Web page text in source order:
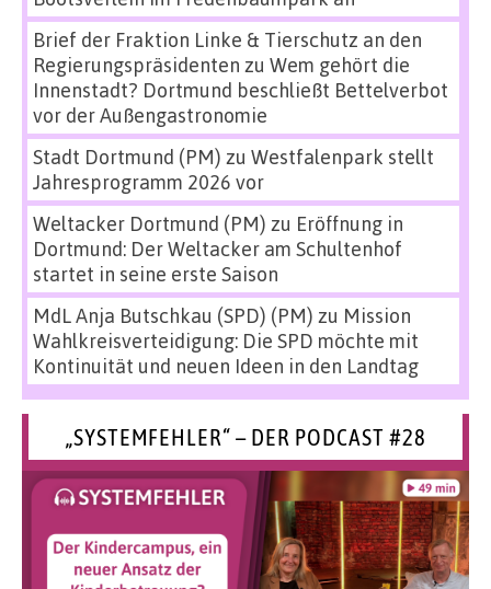
Brief der Fraktion Linke & Tierschutz an den
Regierungspräsidenten zu Wem gehört die
Innenstadt? Dortmund beschließt Bettelverbot
vor der Außengastronomie
Stadt Dortmund (PM) zu Westfalenpark stellt
Jahresprogramm 2026 vor
Weltacker Dortmund (PM) zu Eröffnung in
Dortmund: Der Weltacker am Schultenhof
startet in seine erste Saison
MdL Anja Butschkau (SPD) (PM) zu Mission
Wahlkreisverteidigung: Die SPD möchte mit
Kontinuität und neuen Ideen in den Landtag
„SYSTEMFEHLER“ – DER PODCAST #28